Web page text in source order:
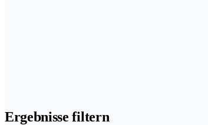
Ergebnisse filtern